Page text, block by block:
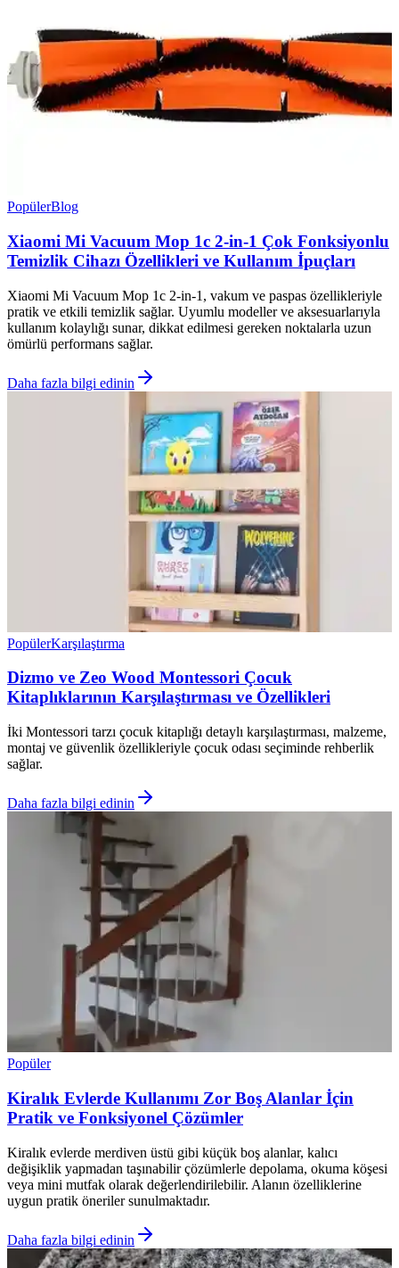
PopülerBlog
Xiaomi Mi Vacuum Mop 1c 2-in-1 Çok Fonksiyonlu
Temizlik Cihazı Özellikleri ve Kullanım İpuçları
Xiaomi Mi Vacuum Mop 1c 2-in-1, vakum ve paspas özellikleriyle
pratik ve etkili temizlik sağlar. Uyumlu modeller ve aksesuarlarıyla
kullanım kolaylığı sunar, dikkat edilmesi gereken noktalarla uzun
ömürlü performans sağlar.
Daha fazla bilgi edinin
PopülerKarşılaştırma
Dizmo ve Zeo Wood Montessori Çocuk
Kitaplıklarının Karşılaştırması ve Özellikleri
İki Montessori tarzı çocuk kitaplığı detaylı karşılaştırması, malzeme,
montaj ve güvenlik özellikleriyle çocuk odası seçiminde rehberlik
sağlar.
Daha fazla bilgi edinin
Popüler
Kiralık Evlerde Kullanımı Zor Boş Alanlar İçin
Pratik ve Fonksiyonel Çözümler
Kiralık evlerde merdiven üstü gibi küçük boş alanlar, kalıcı
değişiklik yapmadan taşınabilir çözümlerle depolama, okuma köşesi
veya mini mutfak olarak değerlendirilebilir. Alanın özelliklerine
uygun pratik öneriler sunulmaktadır.
Daha fazla bilgi edinin